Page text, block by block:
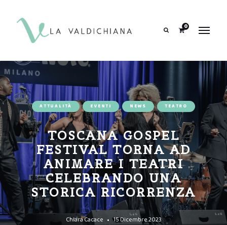
0
ATTUALITÀ EVENTI NEWS TEATRO
TOSCANA GOSPEL
FESTIVAL TORNA AD
ANIMARE I TEATRI
CELEBRANDO UNA
STORICA RICORRENZA
Chiara Cacace 15 Dicembre 2023